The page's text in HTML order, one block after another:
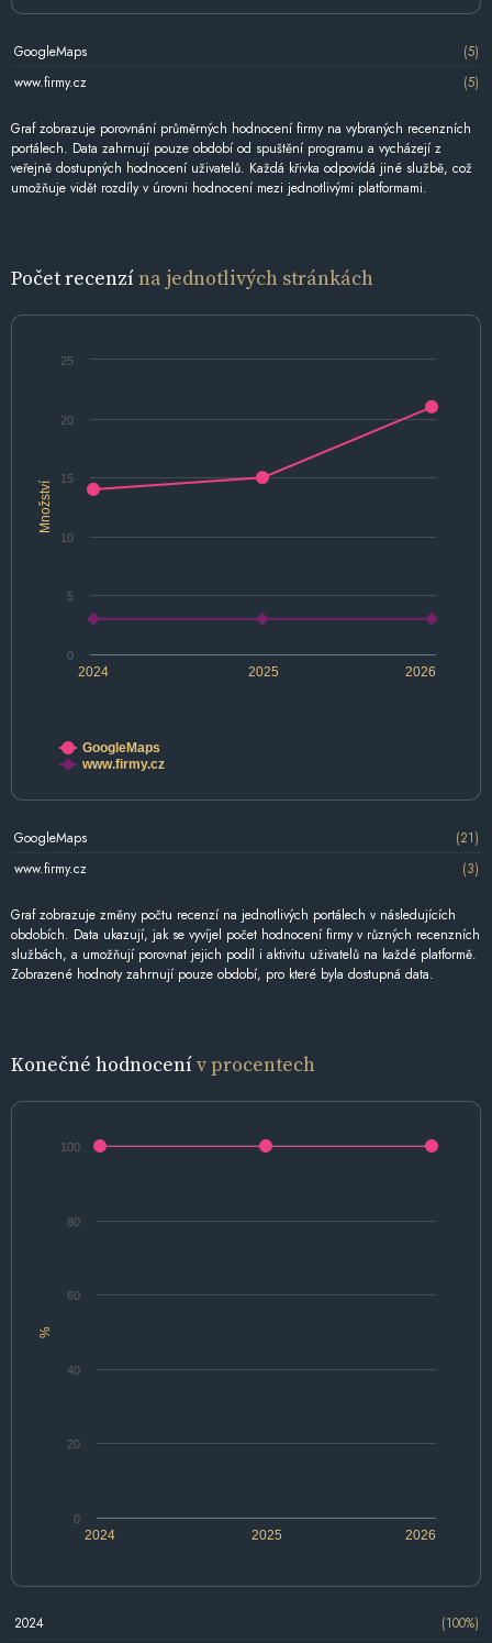
GoogleMaps
(5)
www.firmy.cz
(5)
Graf zobrazuje porovnání průměrných hodnocení firmy na vybraných recenzních
portálech. Data zahrnují pouze období od spuštění programu a vycházejí z
veřejně dostupných hodnocení uživatelů. Každá křivka odpovídá jiné službě, což
umožňuje vidět rozdíly v úrovni hodnocení mezi jednotlivými platformami.
Počet recenzína jednotlivých stránkách
Množství
2024 2025 2026
0
5
10
15
20
25
GoogleMaps
www.firmy.cz
GoogleMaps
(21)
www.firmy.cz
(3)
Graf zobrazuje změny počtu recenzí na jednotlivých portálech v následujících
obdobích. Data ukazují, jak se vyvíjel počet hodnocení firmy v různých recenzních
službách, a umožňují porovnat jejich podíl i aktivitu uživatelů na každé platformě.
Zobrazené hodnoty zahrnují pouze období, pro které byla dostupná data.
Konečné hodnocenív procentech
%
2024 2025 2026
0
20
40
60
80
100
2024
(100%)